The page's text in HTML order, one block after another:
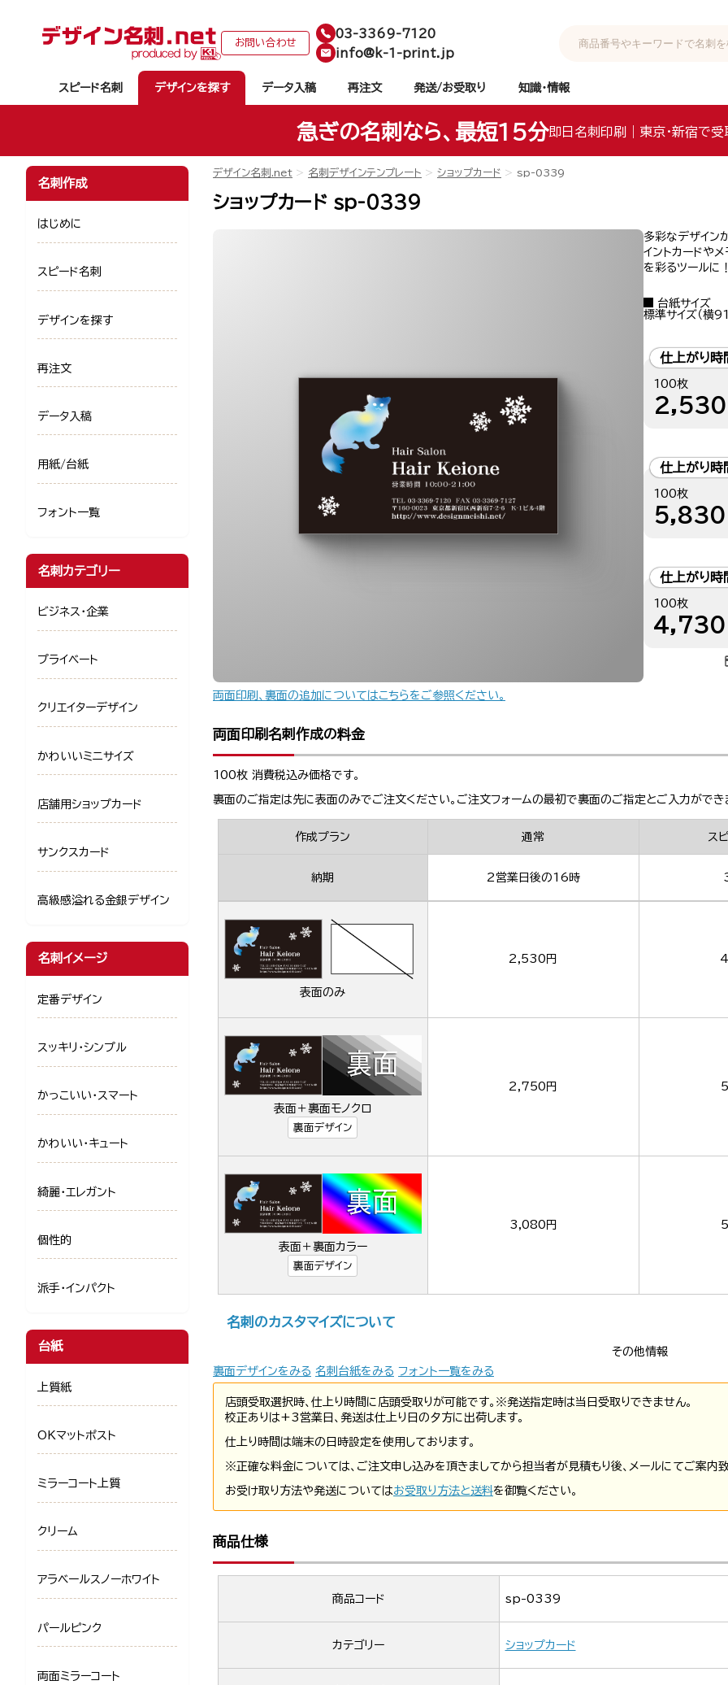
お問い合わせ
03-3369-7120
info@k-1-print.jp
スピード名刺 デザインを探す データ入稿 再注文 発送/お受取り 知識・情報
急ぎの名刺なら、最短15分即日名刺印刷｜東京・新宿で受
デザイン名刺.net 名刺デザインテンプレート ショップカード sp-0339
ショップカード sp-0339
多彩なデザイン
イントカードや
を彩るツールに
台紙サイズ
標準サイズ（横
仕上がり
100枚
2,530
仕上がり
100枚
5,830
仕上がり
100枚
4,730
両面印刷、裏面の追加についてはこちらをご参照ください。
両面印刷名刺作成の料金
100枚 消費税込み価格です。
裏面のご指定は先に表面のみでご注文ください。ご注文フォームの最初で裏面のご指定とご入力ができ
作成プラン 通常 ス
納期 2営業日後の16時
表面のみ
2,530円
表面＋裏面モノクロ
裏面デザイン
2,750円
表面＋裏面カラー
裏面デザイン
3,080円
名刺のカスタマイズについて
その他情報
裏面デザインをみる 名刺台紙をみる フォント一覧をみる
店頭受取選択時、仕上り時間に店頭受取りが可能です。※発送指定時は当日受取りできません。
校正ありは+3営業日、発送は仕上り日の夕方に出荷します。
仕上り時間は端末の日時設定を使用しております。
※正確な料金については、ご注文申し込みを頂きましてから担当者が見積もり後、メールにてご案内致
お受け取り方法や発送についてはお受取り方法と送料を御覧ください。
商品仕様
商品コード sp-0339
カテゴリー ショップカード
名刺作成
はじめに
スピード名刺
デザインを探す
再注文
データ入稿
用紙/台紙
フォント一覧
名刺カテゴリー
ビジネス・企業
プライベート
クリエイターデザイン
かわいいミニサイズ
店舗用ショップカード
サンクスカード
高級感溢れる金銀デザイン
名刺イメージ
定番デザイン
スッキリ・シンプル
かっこいい・スマート
かわいい・キュート
綺麗・エレガント
個性的
派手・インパクト
台紙
上質紙
OKマットポスト
ミラーコート上質
クリーム
アラベールスノーホワイト
パールピンク
両面ミラーコート